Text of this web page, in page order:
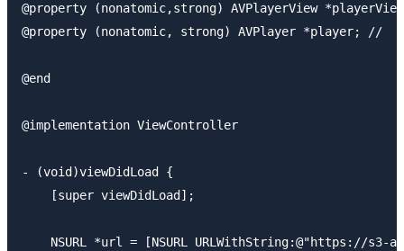
@property (nonatomic,strong) AVPlayerView
@property (nonatomic, strong) AVPlayer *player; // （
@end
@implementation ViewController
- (void)viewDidLoad {
    [super viewDidLoad];
NSURL *url = [NSURL URLWithString:@"https://s3-